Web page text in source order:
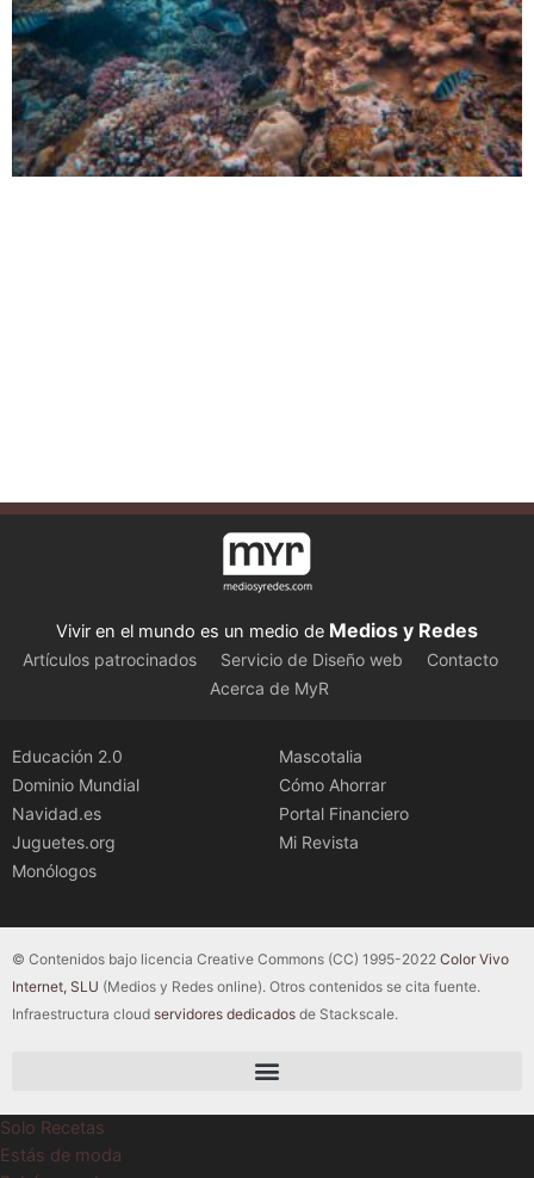
Vivir en el mundo es un medio de Medios y Redes
Artículos patrocinados Servicio de Diseño web
Contacto
Acerca de MyR
Educación 2.0
Dominio Mundial
Navidad.es
Juguetes.org
Monólogos
Mascotalia
Cómo Ahorrar
Portal Financiero
Mi Revista
© Contenidos bajo licencia Creative Commons (CC) 1995-2022 Color Vivo
Internet, SLU (Medios y Redes online). Otros contenidos se cita fuente.
Infraestructura cloud servidores dedicados de Stackscale.
Solo Recetas
Estás de moda